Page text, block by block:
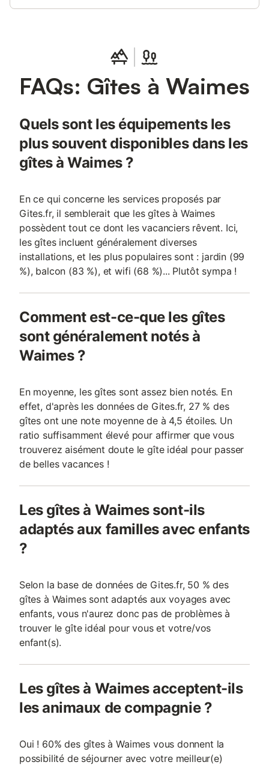
pendant des heures, tandis que les adultes peuvent se
le ski de fond en hiver. Avec ses commerces, ses restaurants et
le centre du village à seulement 1 km, cette maison allie confort
et tranquillité. Un refuge incontournable dans les Ardennes
belges !
FAQs: Gîtes à Waimes
Quels sont les équipements les
plus souvent disponibles dans les
gîtes à Waimes ?
En ce qui concerne les services proposés par
Gites.fr, il semblerait que les gîtes à Waimes
possèdent tout ce dont les vacanciers rêvent. Ici,
les gîtes incluent généralement diverses
installations, et les plus populaires sont : jardin (99
%), balcon (83 %), et wifi (68 %)... Plutôt sympa !
Comment est-ce-que les gîtes
sont généralement notés à
Waimes ?
En moyenne, les gîtes sont assez bien notés. En
effet, d'après les données de Gites.fr, 27 % des
gîtes ont une note moyenne de à 4,5 étoiles. Un
ratio suffisamment élevé pour affirmer que vous
trouverez aisément doute le gîte idéal pour passer
de belles vacances !
Les gîtes à Waimes sont-ils
adaptés aux familles avec enfants
?
Selon la base de données de Gites.fr, 50 % des
gîtes à Waimes sont adaptés aux voyages avec
enfants, vous n'aurez donc pas de problèmes à
trouver le gîte idéal pour vous et votre/vos
enfant(s).
Les gîtes à Waimes acceptent-ils
les animaux de compagnie ?
Oui ! 60% des gîtes à Waimes vous donnent la
possibilité de séjourner avec votre meilleur(e)